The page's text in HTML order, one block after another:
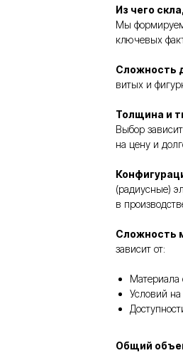
Из чего
Мы
ключевых
Сложность
витых и
Толщина и
Выбор
на цену и
(радиусные)
в
Сложность
зависит от:
Материала
Условий на
Общий